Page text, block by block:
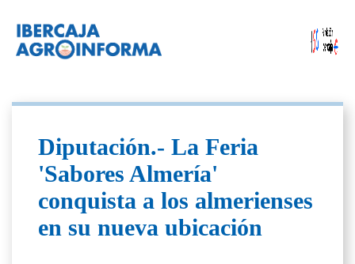
Diputación.- La Feria
'Sabores Almería'
conquista a los almerienses
en su nueva ubicación